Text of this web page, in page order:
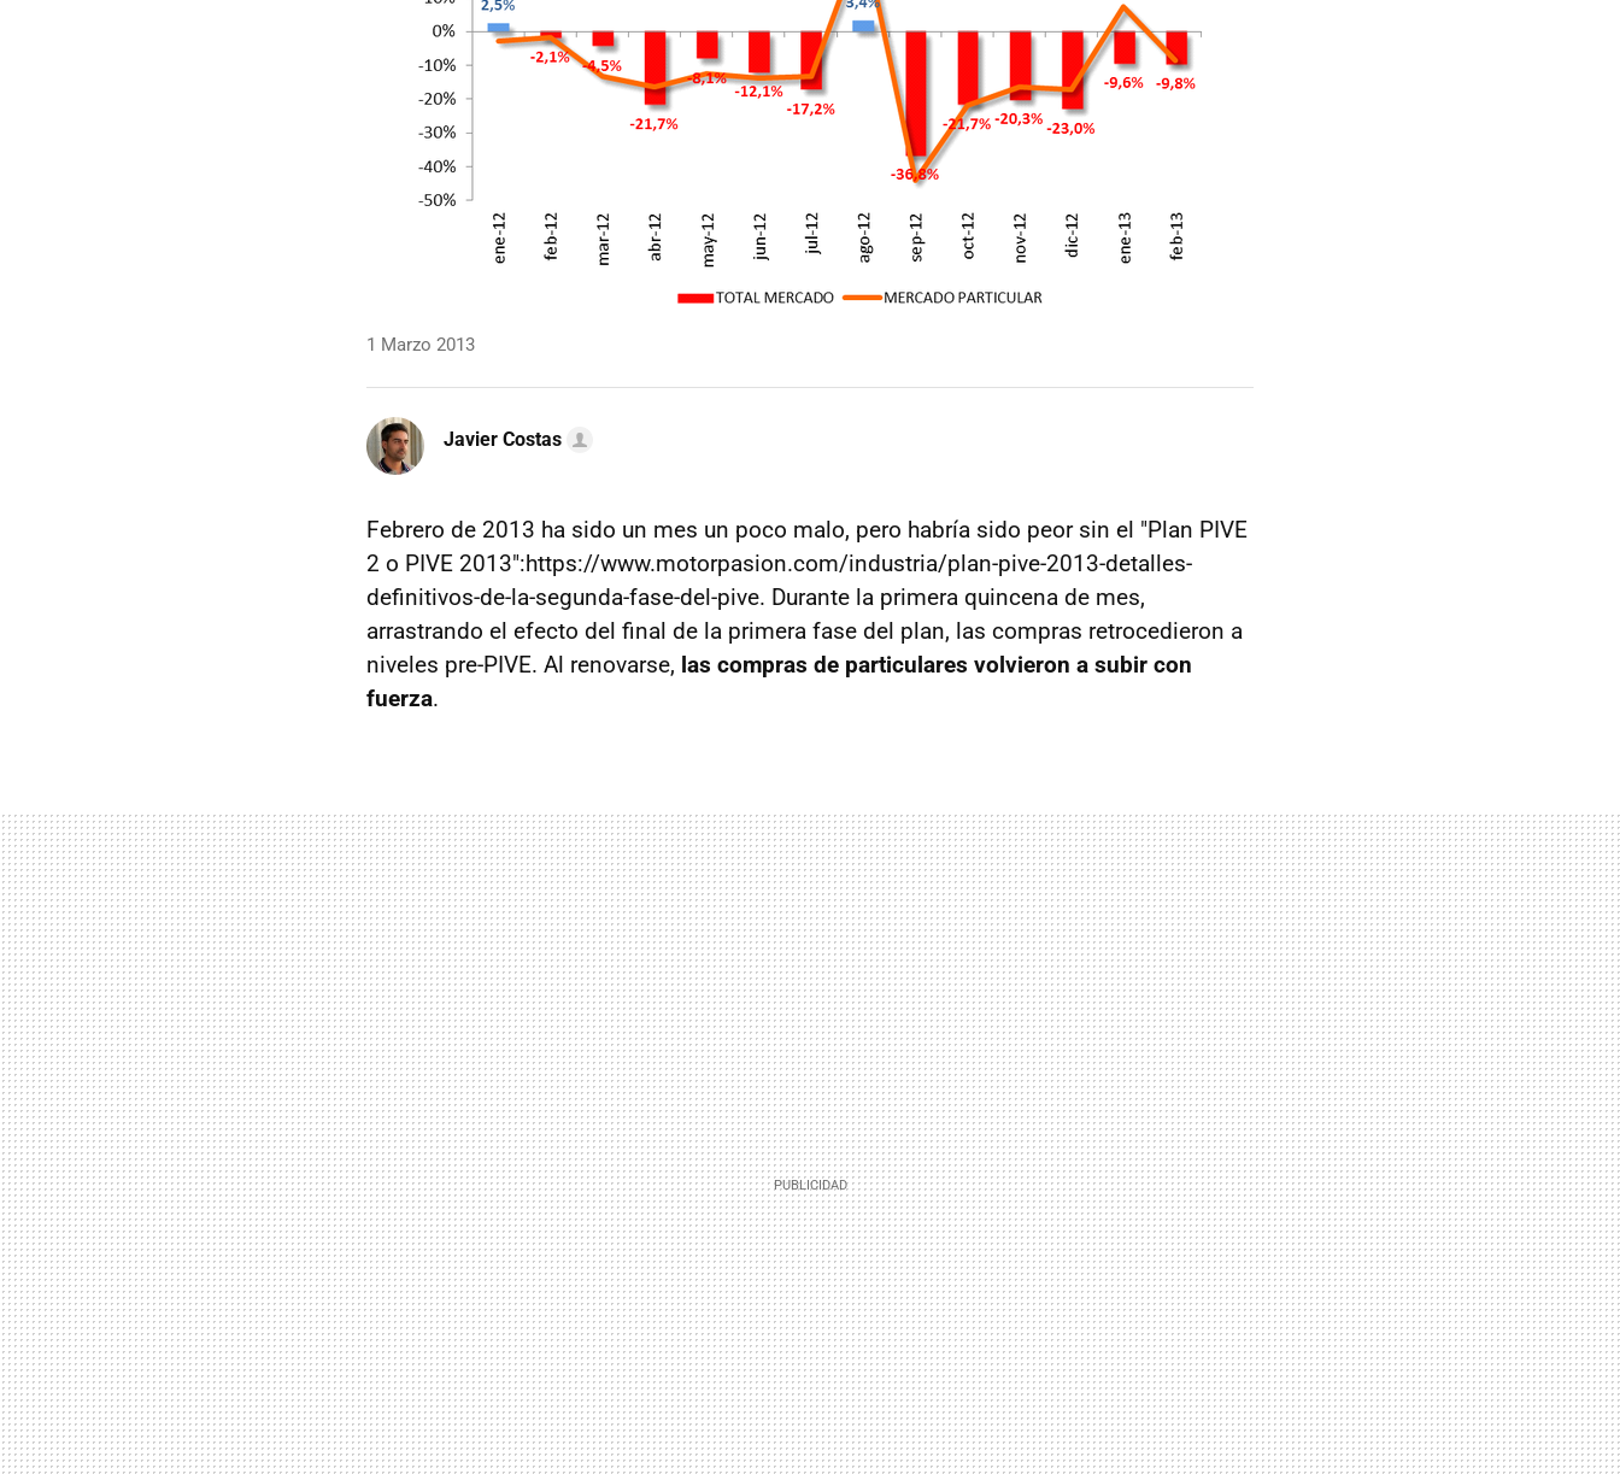
1 Marzo 2013
Javier Costas
Febrero de 2013 ha sido un mes un poco malo, pero habría sido peor sin el "Plan PIVE
2 o PIVE 2013":https://www.motorpasion.com/industria/plan-pive-2013-detalles-
definitivos-de-la-segunda-fase-del-pive. Durante la primera quincena de mes,
arrastrando el efecto del final de la primera fase del plan, las compras retrocedieron a
niveles pre-PIVE. Al renovarse, las compras de particulares volvieron a subir con
fuerza.